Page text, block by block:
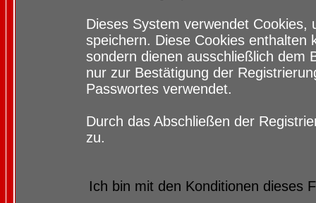
Dieses System verwendet
speichern. Diese Cookies enthalten
sondern dienen ausschließlich dem
nur zur Bestätigung der
Passwortes verwendet.
Durch das Abschließen der
zu.
Ich bin mit den Konditionen dieses